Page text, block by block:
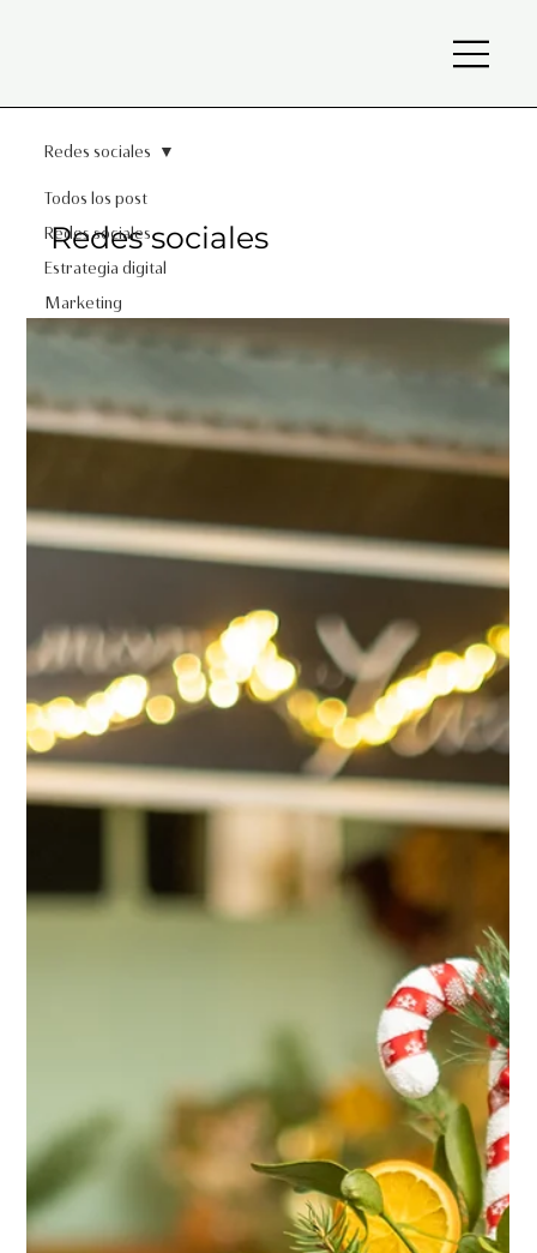
Todos los post
Redes sociales
Estrategia digital
Marketing
Redes sociales
Redes sociales